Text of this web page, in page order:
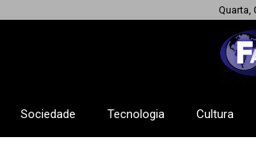
Quarta,
Sociedade Tecnologia Cultura